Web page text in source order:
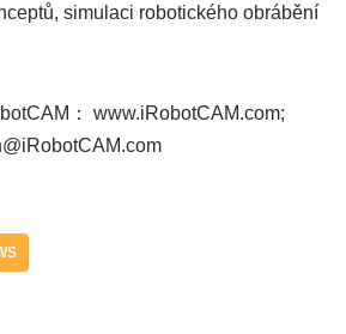
simulaci robotického obrábění
： www.iRobotCAM.com;